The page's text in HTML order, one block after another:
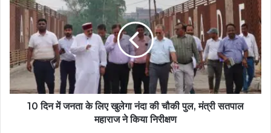
10 दिन में जनता के लिए खुलेगा नंदा की चौकी पुल, मंत्री सतपाल
महाराज ने किया निरीक्षण